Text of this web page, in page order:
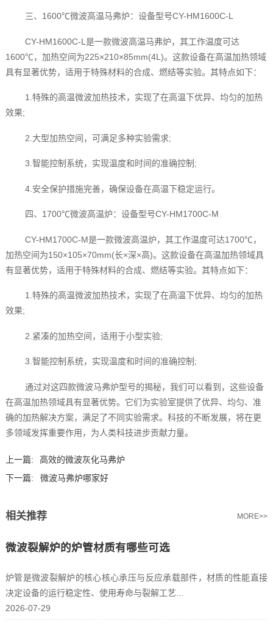
三、1600℃微波高温马弗炉：设备型号CY-HM1600C-L
CY-HM1600C-L是一款微波高温马弗炉，其工作温度可达
1600℃，加热空间为225×210×85mm(4L)。这款设备在高温加热领域
具有显著优势，适用于特殊材料的合成、燃结等实验。其特点如下：
1.特殊的高温微波加热技术，实现了在高温下优异、均匀的加热
效果;
2.大型加热空间，可满足多种实验需求;
3.智能控制系统，实现温度和时间的准确控制;
4.安全保护措施完善，确保设备在高温下稳定运行。
四、1700℃微波高温炉：设备型号CY-HM1700C-M
CY-HM1700C-M是一款微波高温炉，其工作温度可达1700℃，
加热空间为150×105×70mm(长×深×高)。这款设备在高温加热领域具
有显著优势，适用于特殊材料的合成、燃结等实验。其特点如下：
1.特殊的高温微波加热技术，实现了在高温下优异、均匀的加热
效果;
2.紧凑的加热空间，适用于小型实验;
3.智能控制系统，实现温度和时间的准确控制;
通过对这四款微波马弗炉型号的揭秘，我们可以看到，这些设备
在高温加热领域具有显著优势。它们为实验室提供了优异、均匀、准
确的加热解决方案，满足了不同实验需求。科技的不断发展，将在更
多领域发挥重要作用，为人类科技进步贡献力量。‍
上一篇:
高效的微波灰化马弗炉
下一篇:
微波马弗炉哪家好
相关推荐 MORE>>
微波裂解炉的炉管材质有哪些可选
炉管是微波裂解炉的核心核心承压与反应承载部件，材质的性能直接
决定设备的运行稳定性、使用寿命与裂解工艺...
2026-07-29